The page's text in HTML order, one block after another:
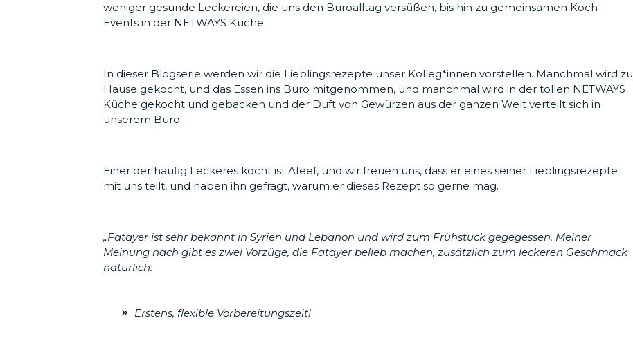
weniger gesunde Leckereien, die uns den Büroalltag versüßen, bis hin zu gemeinsamen Koch-
Events in der NETWAYS Küche.
In dieser Blogserie werden wir die Lieblingsrezepte unser Kolleg*innen vorstellen. Manchmal wird zu
Hause gekocht, und das Essen ins Büro mitgenommen, und manchmal wird in der tollen NETWAYS
Küche gekocht und gebacken und der Duft von Gewürzen aus der ganzen Welt verteilt sich in
unserem Büro.
Einer der häufig Leckeres kocht ist Afeef, und wir freuen uns, dass er eines seiner Lieblingsrezepte
mit uns teilt, und haben ihn gefragt, warum er dieses Rezept so gerne mag.
„Fatayer ist sehr bekannt in Syrien und Lebanon und wird zum Frühstuck gegegessen. Meiner
Meinung nach gibt es zwei Vorzüge, die Fatayer belieb machen, zusätzlich zum leckeren Geschmack
natürlich:
Erstens, flexible Vorbereitungszeit!